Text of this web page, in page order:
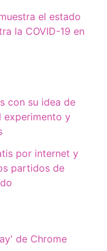
el estado
la COVID-19 en
con su idea de
experimento y
por internet y
partidos de
de Chrome